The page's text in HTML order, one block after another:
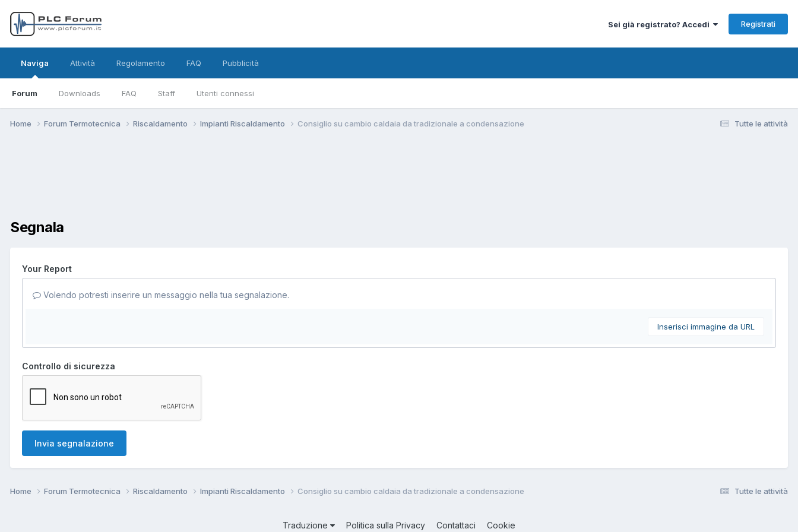
Sei già registrato? Accedi Registrati
Naviga
Forum Downloads FAQ Staff Utenti connessi
Attività Regolamento FAQ Pubblicità
Tutte le attività
Home Forum Termotecnica Riscaldamento Impianti Riscaldamento Consiglio su cambio caldaia da tradizionale a condensazione
Segnala
Your Report
Volendo potresti inserire un messaggio nella tua segnalazione.
Inserisci immagine da URL
Controllo di sicurezza
Invia segnalazione
Tutte le attività
Home Forum Termotecnica Riscaldamento Impianti Riscaldamento Consiglio su cambio caldaia da tradizionale a condensazione
Traduzione Politica sulla Privacy Contattaci Cookie